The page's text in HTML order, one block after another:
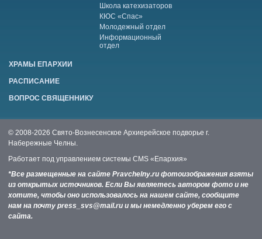
Школа катехизаторов
КЮС «Спас»
Молодежный отдел
Информационный
отдел
ХРАМЫ ЕПАРХИИ
РАСПИСАНИЕ
ВОПРОС СВЯЩЕННИКУ
© 2008-2026 Свято-Вознесенское Архиерейское подворье г.
Набережные Челны.
Работает под управлением системы CMS «Епархия»
*Все размещенные на сайте Pravchelny.ru фотоизображения взяты
из открытых источников. Если Вы являетесь автором фото и не
хотите, чтобы оно использовалось на нашем сайте, сообщите
нам на почту press_svs@mail.ru и мы немедленно уберем его с
сайта.